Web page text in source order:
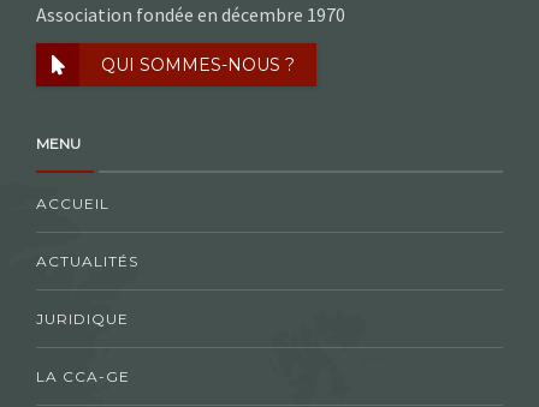
Association fondée en décembre 1970
QUI SOMMES-NOUS ?
MENU
ACCUEIL
ACTUALITÉS
JURIDIQUE
LA CCA-GE